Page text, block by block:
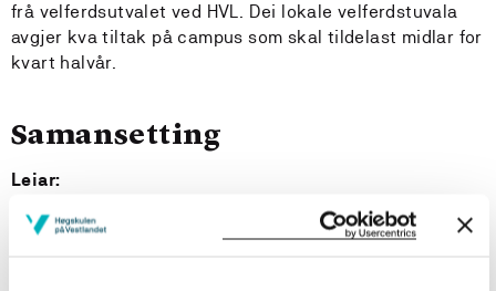
frå velferdsutvalet ved HVL. Dei lokale velferdstuvala
avgjer kva tiltak på campus som skal tildelast midlar for
kvart halvår.
Samansetting
Leiar:
Tor Ragnar Hjelmtveit